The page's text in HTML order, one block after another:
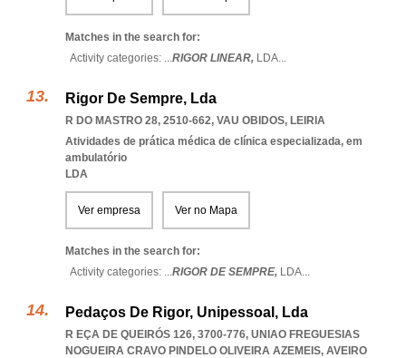
Matches in the search for:
Activity categories: ...RIGOR LINEAR, LDA...
Rigor De Sempre, Lda
R DO MASTRO 28, 2510-662, VAU OBIDOS, LEIRIA
Atividades de prática médica de clínica especializada, em
ambulatório
LDA
Ver empresa Ver no Mapa
Matches in the search for:
Activity categories: ...RIGOR DE SEMPRE, LDA...
Pedaços De Rigor, Unipessoal, Lda
R EÇA DE QUEIRÓS 126, 3700-776, UNIAO FREGUESIAS
NOGUEIRA CRAVO PINDELO OLIVEIRA AZEMEIS, AVEIRO